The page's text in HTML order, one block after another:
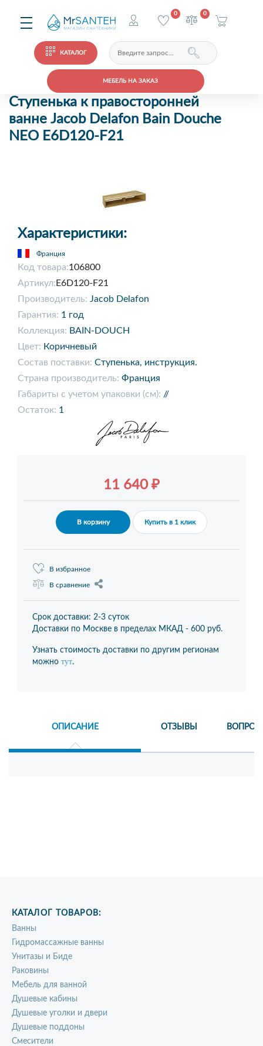
КАТАЛОГ
МЕБЕЛЬ НА ЗАКАЗ
0 0
Ступенька к правосторонней
ванне Jacob Delafon Bain Douche
NEO E6D120-F21
Характеристики:
Франция
Код товара:106800
Артикул: E6D120-F21
Производитель: Jacob Delafon
Гарантия: 1 год
Коллекция: BAIN-DOUCH
Цвет: Коричневый
Состав поставки: Ступенька, инструкция.
Страна производитель: Франция
Габариты с учетом упаковки (см): //
Остаток: 1
11 640 ₽
В корзину Купить в 1 клик
В избранное
В сравнение
Срок доставки: 2-3 суток
Доставки по Москве в пределах МКАД - 600 руб.
Узнать стоимость доставки по другим регионам
можно тут.
ОПИСАНИЕ ОТЗЫВЫ
КАТАЛОГ ТОВАРОВ:
Ванны
Гидромассажные ванны
Унитазы и Биде
Раковины
Мебель для ванной
Душевые кабины
Душевые уголки и двери
Душевые поддоны
Смесители